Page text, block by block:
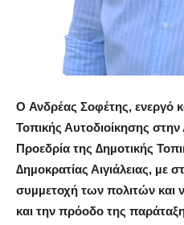
Ο Ανδρέας Σοφέτης, ενεργό
Τοπικής Αυτοδιοίκησης στην
Προεδρία της ∆ηµοτικής
∆ηµοκρατίας Αιγιάλειας, µε
συµµετοχή των πολιτών και
και την πρόοδο της